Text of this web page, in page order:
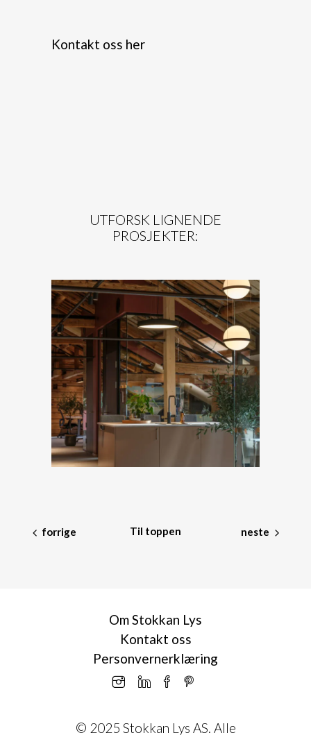
Kontakt oss her
UTFORSK LIGNENDE
PROSJEKTER:
KJØPMANNSGATA 15
TRONDHEIM
forrige Til toppen neste
Om Stokkan Lys
Kontakt oss
Personvernerklæring
© 2025 Stokkan Lys AS. Alle